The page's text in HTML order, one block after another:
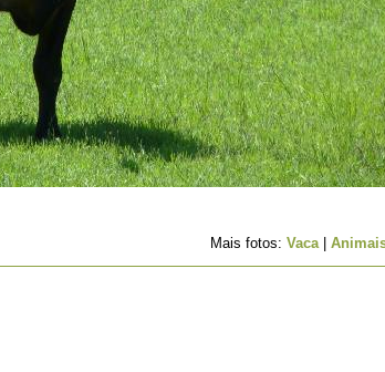
Mais fotos: Vaca|